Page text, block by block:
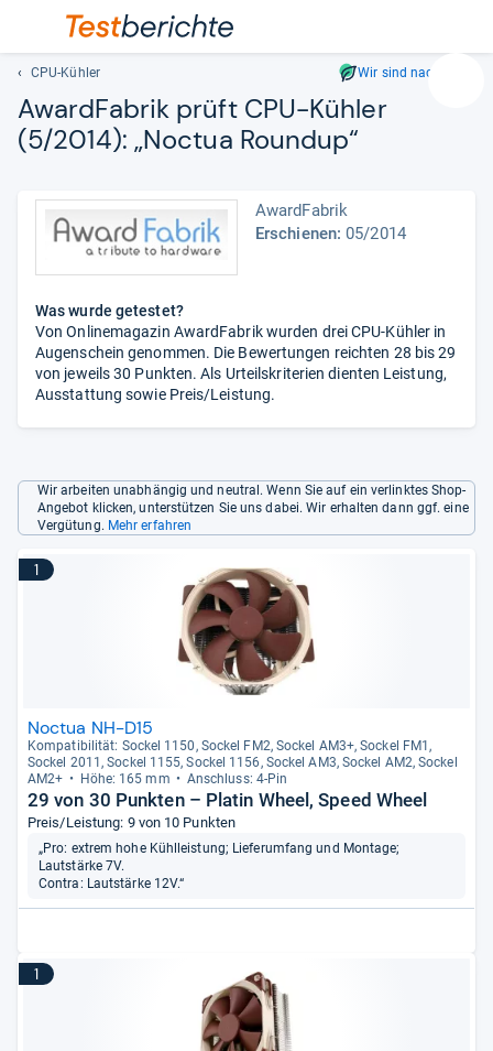
und
lassen
sich
den
CPU-Kühler Wir sind nachhaltig
Award­Fa­brik prüft CPU-​Küh­ler
(5/2014): „Noc­tua Roun­dup“
AwardFabrik
Erschienen: 05/2014
Was wurde getestet?
Von Onlinemagazin AwardFabrik wurden drei CPU-Kühler in
Augenschein genommen. Die Bewertungen reichten 28 bis 29
von jeweils 30 Punkten. Als Urteilskriterien dienten Leistung,
Ausstattung sowie Preis/Leistung.
Wir arbeiten unabhängig und neutral. Wenn Sie auf ein verlinktes Shop-
Angebot klicken, unterstützen Sie uns dabei. Wir erhalten dann ggf. eine
Vergütung. Mehr erfahren
1
Noctua NH-D15
Kom­pa­ti­bi­li­tät: Sockel 1150, Sockel FM2, Sockel AM3+, Sockel FM1,
Sockel 2011, Sockel 1155, Sockel 1156, Sockel AM3, Sockel AM2, Sockel
AM2+
Höhe: 165 mm Anschluss: 4-​Pin
29 von 30 Punkten – Platin Wheel, Speed Wheel
Preis/Leistung: 9 von 10 Punkten
„Pro: extrem hohe Kühlleistung; Lieferumfang und Montage;
Lautstärke 7V.
Contra: Lautstärke 12V.“
1